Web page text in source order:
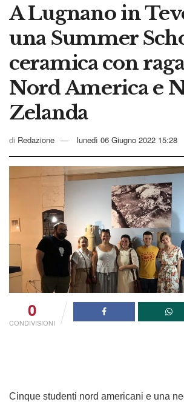
A Lugnano in
una Summer
ceramica con
Nord America e
Zelanda
di Redazione lunedì 06 Giugno 2022 15:28
0
CONDIVISIONI
Cinque studenti nord americani e una